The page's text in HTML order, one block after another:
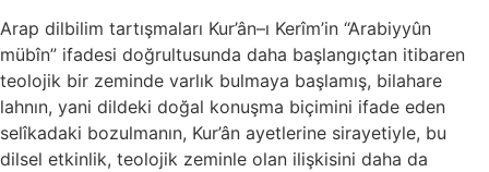
Arap dilbilim tartışmaları Kur’ân–ı Kerîm’in “Arabiyyûn
mübîn” ifadesi doğrultusunda daha başlangıçtan itibaren
teolojik bir zeminde varlık bulmaya başlamış, bilahare
lahnın, yani dildeki doğal konuşma biçimini ifade eden
selîkadaki bozulmanın, Kur’ân ayetlerine sirayetiyle, bu
dilsel etkinlik, teolojik zeminle olan ilişkisini daha da